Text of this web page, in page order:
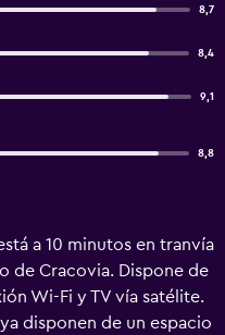
8,7
8,4
9,1
8,8
a 10 minutos en tranvía
de Cracovia. Dispone de
Wi-Fi y TV vía satélite.
disponen de un espacio